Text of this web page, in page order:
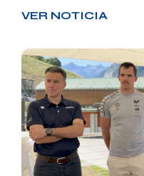
VER NOTICIA